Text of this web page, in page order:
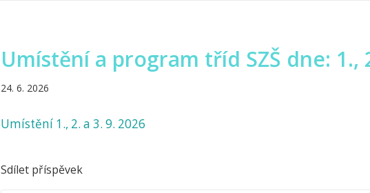
Umístění a program tříd SZŠ dne: 1.,
24. 6. 2026
Umístění 1., 2. a 3. 9. 2026
Sdílet příspěvek